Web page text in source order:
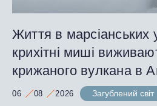
Життя в марсіанських
крихітні миші
крижаного вулкана в
06 08 2026
Загублений світ